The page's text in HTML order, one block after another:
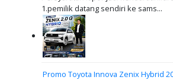
1.pemilik datang sendiri ke sams...
Promo Toyota Innova Zenix Hybrid